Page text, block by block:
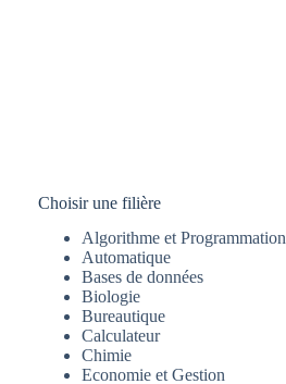
Choisir une filière
Algorithme et Programmation
Automatique
Bases de données
Biologie
Bureautique
Calculateur
Chimie
Economie et Gestion